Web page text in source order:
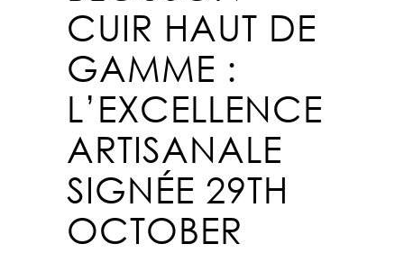
CUIR HAUT DE
GAMME :
L’EXCELLENCE
ARTISANALE
SIGNÉE 29TH
OCTOBER